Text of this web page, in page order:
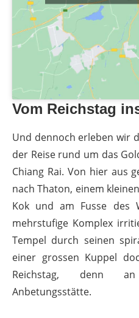
Vom Reichstag
Und dennoch erleben wir
der Reise rund um das
Chiang Rai. Von hier aus
nach Thaton, einem
Kok und am Fusse des
mehrstufige Komplex
Tempel durch seinen
einer grossen Kuppel
Reichstag, denn
Anbetungsstätte.